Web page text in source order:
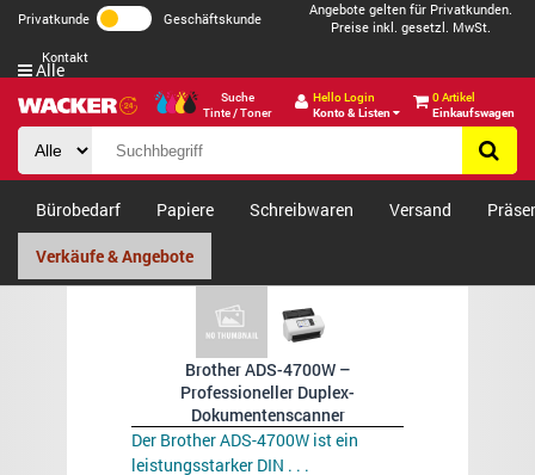
Privatkunde Geschäftskunde
Angebote gelten für Privatkunden.
Preise inkl. gesetzl. MwSt.
Kontakt
Suche
Tinte / Toner
Hello Login
Konto & Listen
0 Artikel
Einkaufswagen
Alle
Bürobedarf Papiere Schreibwaren Versand
Verkäufe & Angebote
Brother ADS-4700W –
Professioneller Duplex-
Dokumentenscanner
Der Brother ADS-4700W ist ein
leistungsstarker DIN . . .